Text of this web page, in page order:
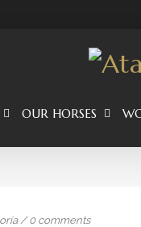
OUR HORSES
/0 comments